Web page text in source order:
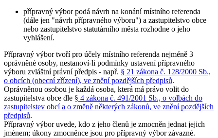
přípravný výbor podá návrh na konání místního referenda
(dále jen "návrh přípravného výboru") a zastupitelstvo obce
nebo zastupitelstvo statutárního města rozhodne o jeho
vyhlášení.
Přípravný výbor tvoří pro účely místního referenda nejméně 3
oprávněné osoby, nestanoví-li podmínky ustavení přípravného
výboru zvláštní právní předpis - např. § 21 zákona č. 128/2000 Sb.,
o obcích (obecní zřízení), ve znění pozdějších předpisů.
Oprávněnou osobou je každá osoba, která má právo volit do
zastupitelstva obce dle § 4 zákona č. 491/2001 Sb., o volbách do
zastupitelstev obcí a o změně některých zákonů, ve znění pozdějších
předpisů.
Přípravný výbor uvede, kdo z jeho členů je zmocněn jednat jejich
jménem; úkony zmocněnce jsou pro přípravný výbor závazné.